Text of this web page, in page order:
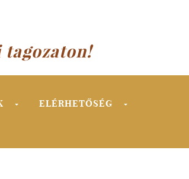
tagozaton!
ELÉRHETŐSÉG